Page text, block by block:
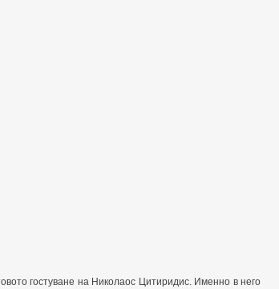
гостуване на Николаос Цитиридис. Именно в него